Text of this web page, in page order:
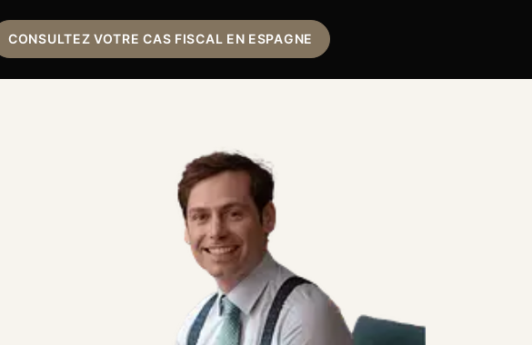
CONSULTEZ VOTRE CAS FISCAL EN ESPAGNE